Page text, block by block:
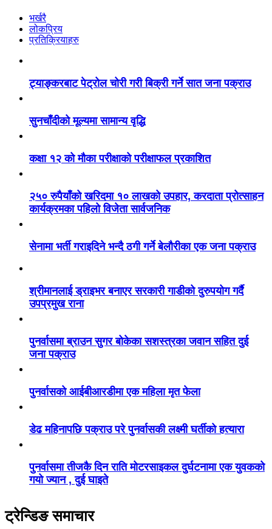
भर्खरै
लोकप्रिय
प्रतिक्रियाहरु
ट्याङ्करबाट पेट्रोल चोरी गरी बिक्री गर्ने सात जना पक्राउ
सुनचाँदीको मूल्यमा सामान्य वृद्धि
कक्षा १२ को मौका परीक्षाको परीक्षाफल प्रकाशित
२५० रुपैयाँको खरिदमा १० लाखको उपहार, करदाता प्रोत्साहन
कार्यक्रमका पहिलो विजेता सार्वजनिक
सेनामा भर्ती गराइदिने भन्दै ठगी गर्ने बेलौरीका एक जना पक्राउ
श्रीमानलाई ड्राइभर बनाएर सरकारी गाडीको दुरुपयोग गर्दै
उपप्रमुख राना
पुनर्वासमा ब्राउन सुगर बोकेका सशस्त्रका जवान सहित दुई
जना पक्राउ
पुनर्वासको आईबीआरडीमा एक महिला मृत फेला
डेढ महिनापछि पक्राउ परे पुनर्वासकी लक्ष्मी घर्तीको हत्यारा
पुनर्वासमा तीजकै दिन राति मोटरसाइकल दुर्घटनामा एक युवकको
गयो ज्यान , दुई घाइते
ट्रेन्डिङ समाचार